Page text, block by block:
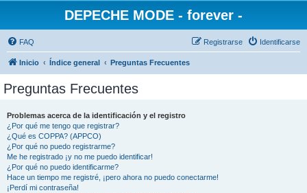
DEPECHE MODE - forever -
FAQ Identificarse
Registrarse
Inicio Índice general Preguntas Frecuentes
Preguntas Frecuentes
Problemas acerca de la identificación y el registro
¿Por qué me tengo que registrar?
¿Qué es COPPA? (APPCO)
¿Por qué no puedo registrarme?
Me he registrado ¡y no me puedo identificar!
¿Por qué no puedo identificarme?
Hace un tiempo me registré, ¡pero ahora no puedo conectarme!
¡Perdí mi contraseña!